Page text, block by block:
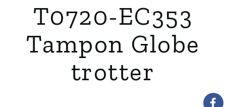
T0720-EC353
Tampon Globe
trotter